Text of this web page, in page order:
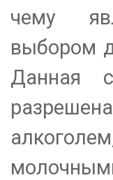
чему
выбором
Данная